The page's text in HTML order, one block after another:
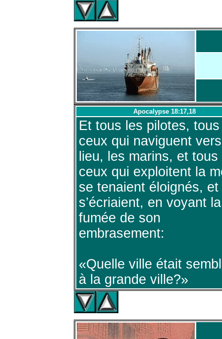
Apocalypse 18:17,18
Et tous les pilotes, tous
ceux qui naviguent
lieu, les marins, et tous
ceux qui exploitent la
se tenaient éloignés, et
s’écriaient, en voyant la
fumée de son
embrasement:
«Quelle ville était
à la grande ville?»